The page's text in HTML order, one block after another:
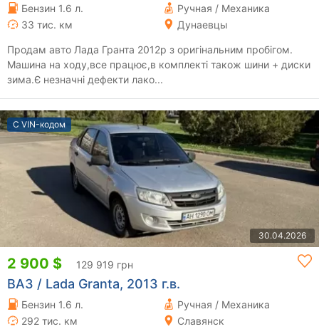
Бензин 1.6 л.
Ручная / Механика
33 тис. км
Дунаевцы
Продам авто Лада Гранта 2012р з оригінальним пробігом.
Машина на ходу,все працює,в комплекті також шини + диски
зима.Є незначні дефекти лако...
С VIN-кодом
30.04.2026
2 900 $ 129 919 грн
ВАЗ / Lada Granta, 2013 г.в.
Бензин 1.6 л.
Ручная / Механика
292 тис. км
Славянск